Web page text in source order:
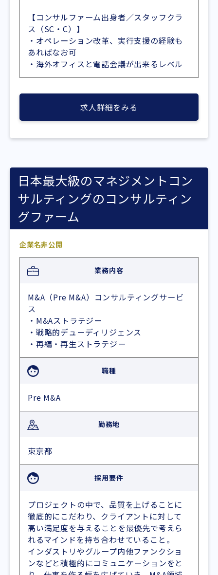
【コンサルファーム出身者／スタッフクラ
ス（SC・C）】
・オペレーション改革、実行支援の経験も
あればなお可
・海外オフィスと電話会議が出来るレベル
求人詳細をみる
日本最大級のマネジメントコン
サルティングのコンサルティン
グファーム
企業名非公開
業務内容
M&A（Pre M&A）コンサルティングサービ
ス
・M&Aストラテジー
・戦略的デューディリジェンス
・再編・再生ストラテジー
職種
Pre M&A
勤務地
東京都
採用要件
プロジェクトの中で、品質を上げることに
徹底的にこだわり、クライアントに対して
高い満足度を与えることを最優先で考えら
れるマインドを持ち合わせていること。
インダストリやグループ内他ファンクショ
ンなどと積極的にコミュニケーションをと